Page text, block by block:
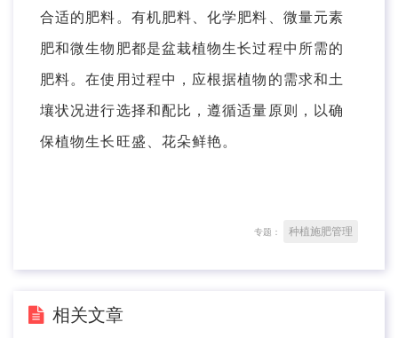
合适的肥料。有机肥料、化学肥料、微量元素
肥和微生物肥都是盆栽植物生长过程中所需的
肥料。在使用过程中，应根据植物的需求和土
壤状况进行选择和配比，遵循适量原则，以确
保植物生长旺盛、花朵鲜艳。
专题： 种植施肥管理
相关文章